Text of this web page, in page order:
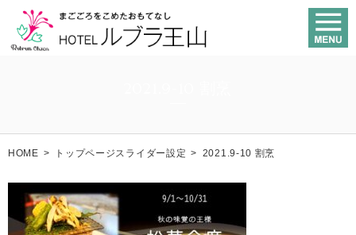
HOME > トップページスライダー設定 > 2021.9-10 割烹